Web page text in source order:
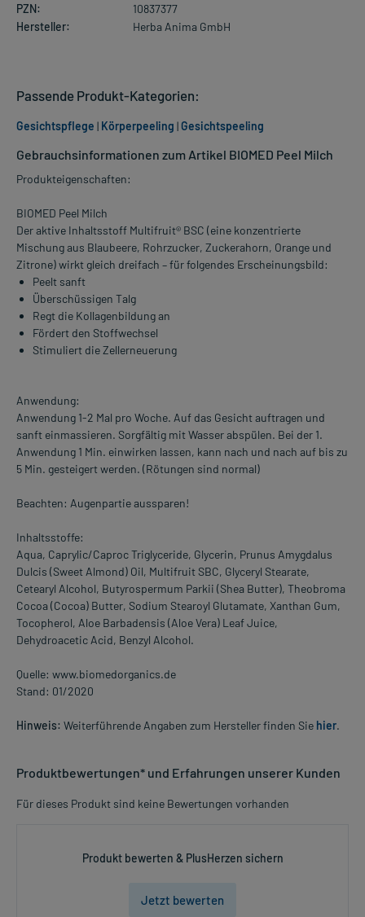
PZN:
10837377
Hersteller:
Herba Anima GmbH
Gebrauchsinformationen zum Artikel BIOMED Peel Milch
Produkteigenschaften:
BIOMED Peel Milch
Der aktive Inhaltsstoff Multifruit® BSC (eine konzentrierte
Mischung aus Blaubeere, Rohrzucker, Zuckerahorn, Orange und
Zitrone) wirkt gleich dreifach – für folgendes Erscheinungsbild:
Peelt sanft
Überschüssigen Talg
Regt die Kollagenbildung an
Fördert den Stoffwechsel
Stimuliert die Zellerneuerung
Anwendung:
Anwendung 1-2 Mal pro Woche. Auf das Gesicht auftragen und
sanft einmassieren. Sorgfältig mit Wasser abspülen. Bei der 1.
Anwendung 1 Min. einwirken lassen, kann nach und nach auf bis zu
5 Min. gesteigert werden. (Rötungen sind normal)
Beachten: Augenpartie aussparen!
Inhaltsstoffe:
Aqua, Caprylic/Caproc Triglyceride, Glycerin, Prunus Amygdalus
Dulcis (Sweet Almond) Oil, Multifruit SBC, Glyceryl Stearate,
Cetearyl Alcohol, Butyrospermum Parkii (Shea Butter), Theobroma
Cocoa (Cocoa) Butter, Sodium Stearoyl Glutamate, Xanthan Gum,
Tocopherol, Aloe Barbadensis (Aloe Vera) Leaf Juice,
Dehydroacetic Acid, Benzyl Alcohol.
Quelle: www.biomedorganics.de
Stand: 01/2020
Hinweis: Weiterführende Angaben zum Hersteller finden Sie hier.
Produktbewertungen* und Erfahrungen unserer Kunden
Für dieses Produkt sind keine Bewertungen vorhanden
Produkt bewerten & PlusHerzen sichern
Jetzt bewerten
Passende Produkt-Kategorien:
Gesichtspflege | Körperpeeling |Gesichtspeeling